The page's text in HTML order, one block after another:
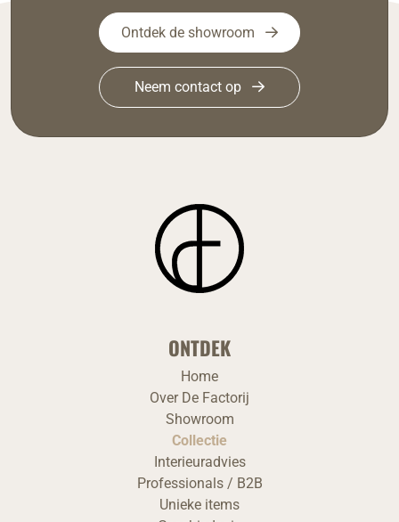
Ontdek de showroom
Neem contact op
ONTDEK
Home
Over De Factorij
Showroom
Collectie
Interieuradvies
Professionals / B2B
Unieke items